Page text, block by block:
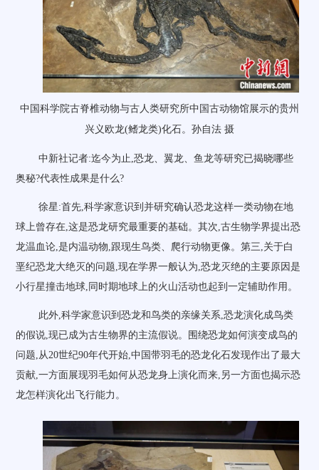
中国科学院古脊椎动物与古人类研究所中国古动物馆展示的贵州
兴义欧龙(鳍龙类)化石。孙自法 摄
中新社记者:迄今为止,恐龙、翼龙、鱼龙等研究已揭晓哪些
奥秘?代表性成果是什么?
徐星:首先,科学家意识到并研究确认恐龙这样一类动物在地
球上曾存在,这是恐龙研究最重要的基础。其次,古生物学界提出恐
龙温血论,是内温动物,跟现生鸟类、爬行动物更像。第三,关于白
垩纪恐龙大绝灭的问题,现在学界一般认为,恐龙灭绝的主要原因是
小行星撞击地球,同时期地球上的火山活动也起到一定辅助作用。
此外,科学家意识到恐龙和鸟类的亲缘关系,恐龙演化成鸟类
的假说,现已成为古生物界的主流假说。围绕恐龙如何演变成鸟的
问题,从20世纪90年代开始,中国带羽毛的恐龙化石发现作出了最大
贡献,一方面展现羽毛如何从恐龙身上演化而来,另一方面也揭示恐
龙怎样演化出飞行能力。